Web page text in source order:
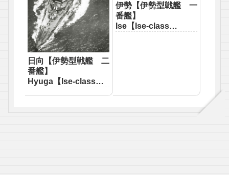
日向【伊勢型戦艦 二
番艦】
Hyuga【Ise-class
伊勢【伊勢型戦艦 一
番艦】
Ise【Ise-class